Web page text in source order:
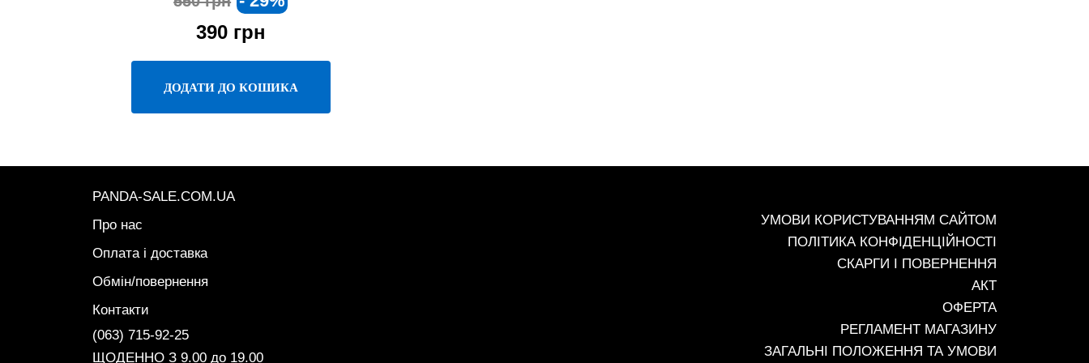
390грн
ДОДАТИ ДО КОШИКА
PANDA-SALE.COM.UA
Про нас
Оплата і доставка
Обмін/повернення
Контакти
(063) 715-92-25
ЩОДЕННО З 9.00 до 19.00
УМОВИ КОРИСТУВАННЯМ САЙТОМ
ПОЛІТИКА КОНФІДЕНЦІЙНОСТІ
СКАРГИ І ПОВЕРНЕННЯ
АКТ
ОФЕРТА
РЕГЛАМЕНТ МАГАЗИНУ
ЗАГАЛЬНІ ПОЛОЖЕННЯ ТА УМОВИ